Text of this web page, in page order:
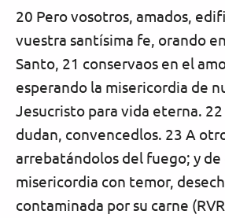
20 Pero vosotros, amados,
vuestra santísima fe, orando
Santo, 21 conservaos en el
esperando la misericordia de
Jesucristo para vida eterna.
dudan, convencedlos. 23 A
arrebatándolos del fuego; y
misericordia con temor,
contaminada por su carne